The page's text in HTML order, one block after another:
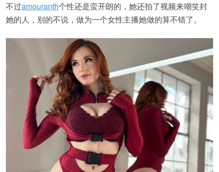
不过amouranth个性还是蛮开朗的，她还拍了视频来嘲笑封
她的人，别的不说，做为一个女性主播她做的算不错了。